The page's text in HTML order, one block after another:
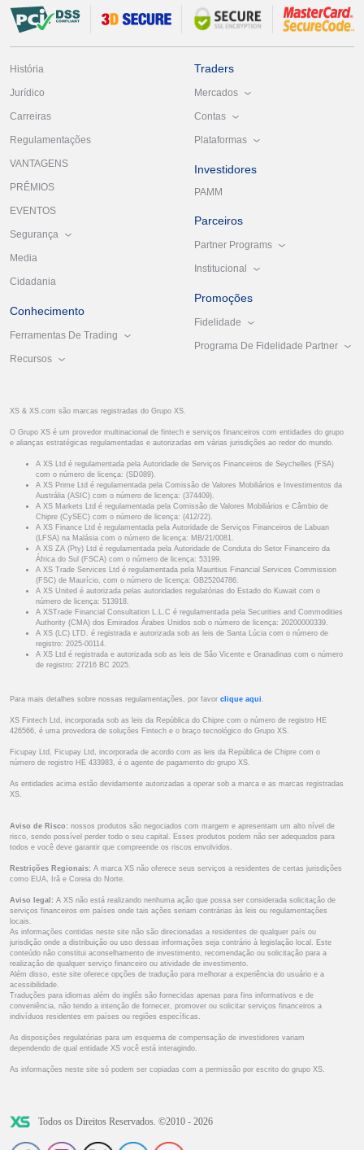
História
Jurídico
Carreiras
Regulamentações
VANTAGENS
PRÊMIOS
EVENTOS
Segurança
Media
Cidadania
Conhecimento
Ferramentas De Trading
Recursos
Traders
Mercados
Contas
Plataformas
Investidores
PAMM
Parceiros
Partner Programs
Institucional
Promoções
Fidelidade
Programa De Fidelidade Partner
XS & XS.com são marcas registradas do Grupo XS.
O Grupo XS é um provedor multinacional de fintech e serviços financeiros com entidades do grupo
e alianças estratégicas regulamentadas e autorizadas em várias jurisdições ao redor do mundo.
A XS Ltd é regulamentada pela Autoridade de Serviços Financeiros de Seychelles (FSA)
com o número de licença: (SD089).
A XS Prime Ltd é regulamentada pela Comissão de Valores Mobiliários e Investimentos da
Austrália (ASIC) com o número de licença: (374409).
A XS Markets Ltd é regulamentada pela Comissão de Valores Mobiliários e Câmbio de
Chipre (CySEC) com o número de licença: (412/22).
A XS Finance Ltd é regulamentada pela Autoridade de Serviços Financeiros de Labuan
(LFSA) na Malásia com o número de licença: MB/21/0081.
A XS ZA (Pty) Ltd é regulamentada pela Autoridade de Conduta do Setor Financeiro da
África do Sul (FSCA) com o número de licença: 53199.
A XS Trade Services Ltd é regulamentada pela Mauritius Financial Services Commission
(FSC) de Maurício, com o número de licença: GB25204786.
A XS United é autorizada pelas autoridades regulatórias do Estado do Kuwait com o
número de licença: 513918.
A XSTrade Financial Consultation L.L.C é regulamentada pela Securities and Commodities
Authority (CMA) dos Emirados Árabes Unidos sob o número de licença: 20200000339.
A XS (LC) LTD. é registrada e autorizada sob as leis de Santa Lúcia com o número de
registro: 2025-00114.
A XS Ltd é registrada e autorizada sob as leis de São Vicente e Granadinas com o número
de registro: 27216 BC 2025.
Para mais detalhes sobre nossas regulamentações, por favor clique aqui .
XS Fintech Ltd, incorporada sob as leis da República do Chipre com o número de registro HE
426566, é uma provedora de soluções Fintech e o braço tecnológico do Grupo XS.
Ficupay Ltd, Ficupay Ltd, incorporada de acordo com as leis da República de Chipre com o
número de registro HE 433983, é o agente de pagamento do grupo XS.
As entidades acima estão devidamente autorizadas a operar sob a marca e as marcas registradas
XS.
Aviso de Risco: nossos produtos são negociados com margem e apresentam um alto nível de
risco, sendo possível perder todo o seu capital. Esses produtos podem não ser adequados para
todos e você deve garantir que compreende os riscos envolvidos.
Restrições Regionais: A marca XS não oferece seus serviços a residentes de certas jurisdições
como EUA, Irã e Coreia do Norte.
Aviso legal: A XS não está realizando nenhuma ação que possa ser considerada solicitação de
serviços financeiros em países onde tais ações seriam contrárias às leis ou regulamentações
locais.
As informações contidas neste site não são direcionadas a residentes de qualquer país ou
jurisdição onde a distribuição ou uso dessas informações seja contrário à legislação local. Este
conteúdo não constitui aconselhamento de investimento, recomendação ou solicitação para a
realização de qualquer serviço financeiro ou atividade de investimento.
Além disso, este site oferece opções de tradução para melhorar a experiência do usuário e a
acessibilidade.
Traduções para idiomas além do inglês são fornecidas apenas para fins informativos e de
conveniência, não tendo a intenção de fornecer, promover ou solicitar serviços financeiros a
indivíduos residentes em países ou regiões específicas.
As disposições regulatórias para um esquema de compensação de investidores variam
dependendo de qual entidade XS você está interagindo.
As informações neste site só podem ser copiadas com a permissão por escrito do grupo XS.
Todos os Direitos Reservados. ©2010 - 2026